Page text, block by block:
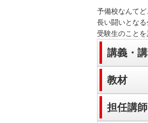
予備校なんて
長い闘いとな
受験生のこと
講義・
教材
担任講師